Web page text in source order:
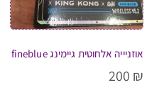
אוזניייה אלחוטית גיימינג fineblue
200 ₪